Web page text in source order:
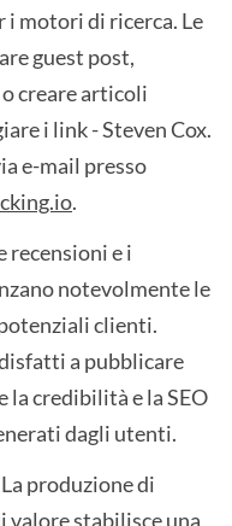
motori di ricerca. Le
guest post,
creare articoli
i link - Steven Cox.
e-mail presso
.
recensioni e i
notevolmente le
clienti.
a pubblicare
la credibilità e la SEO
dagli utenti.
produzione di
stabilisce una